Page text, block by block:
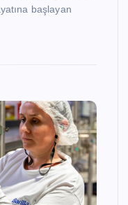
başlayan